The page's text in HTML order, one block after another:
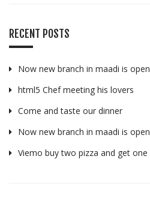
RECENT POSTS
Now new branch in maadi is open
html5 Chef meeting his lovers
Come and taste our dinner
Now new branch in maadi is open
Viemo buy two pizza and get one